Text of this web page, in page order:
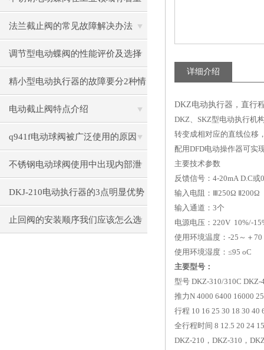
要作用
法兰截止阀的常见故障解决办法
调节型电动蝶阀的性能评价及选择
指南
精小型电动执行器的故障要分2种情
况
电动截止阀特点介绍
q941f电动球阀被广泛使用的原因
不锈钢电动球阀使用中出现内部泄
漏怎么处理
DKJ-210电动执行器的3点明显优势
止回阀的安装顺序我们应该怎么选
详细介绍
DKZ电动执行器，直行
DKZ、SKZ型电动执行机
转变成相对应的直线位移
配用DFD电动操作器可实
主要技术参数
反馈信号：4-20mA D.C或
输入电阻：Ⅲ250Ω Ⅱ200Ω
输入通道：3个
电源电压：220V 10%/-
使用环境温度：-25～＋70
使用环境湿度：≤95 oC
主要型号：
型号 DKZ-310/310C
推力N 4000 6400 16000
行程 10 16 25 30 18 30 40
全行程时间 8 12.5 20 24
DKZ-210，DKZ-310，